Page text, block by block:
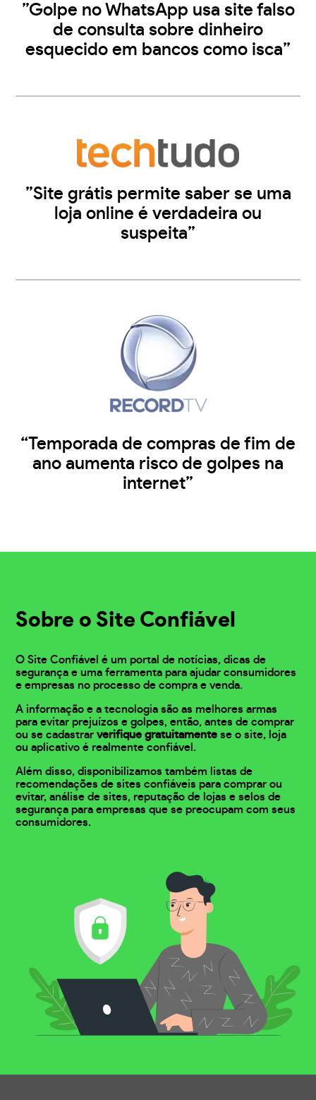
”Golpe no WhatsApp usa site falso
de consulta sobre dinheiro
esquecido em bancos como isca”
”Site grátis permite saber se uma
loja online é verdadeira ou
suspeita”
“Temporada de compras de fim de
ano aumenta risco de golpes na
internet”
Sobre o Site Confiável
O Site Confiável é um portal de notícias, dicas de
segurança e uma ferramenta para ajudar consumidores
e empresas no processo de compra e venda.
A informação e a tecnologia são as melhores armas
para evitar prejuízos e golpes, então, antes de comprar
ou se cadastrarverifique gratuitamente se o site, loja
ou aplicativo é realmente confiável.
Além disso, disponibilizamos também listas de
recomendações de sites confiáveis para comprar ou
evitar, análise de sites, reputação de lojas e selos de
segurança para empresas que se preocupam com seus
consumidores.